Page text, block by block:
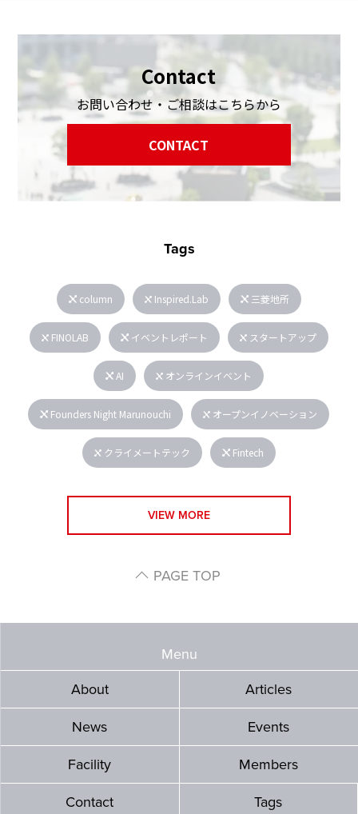
Contact
お問い合わせ・ご相談はこちらから
CONTACT
Tags
column Inspired.Lab 三菱地所
FINOLAB イベントレポート スタートアップ
AI オンラインイベント
Founders Night Marunouchi オープンイノベーション
クライメートテック Fintech
VIEW MORE
PAGE TOP
Menu
About
Articles
News Events
Facility Members
Contact Tags